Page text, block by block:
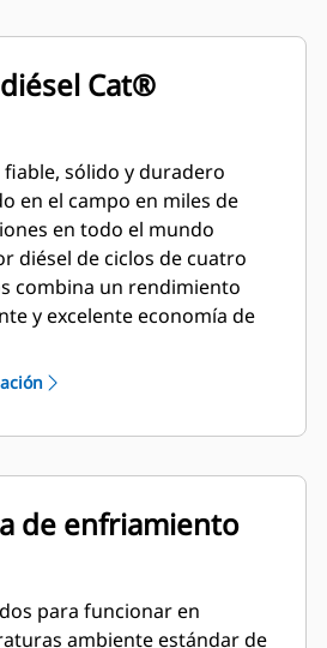
Cat®
fiable, sólido y duradero
en el campo en miles de
en todo el mundo
diésel de ciclos de cuatro
combina un rendimiento
y excelente economía de
de enfriamiento
para funcionar en
ambiente estándar de